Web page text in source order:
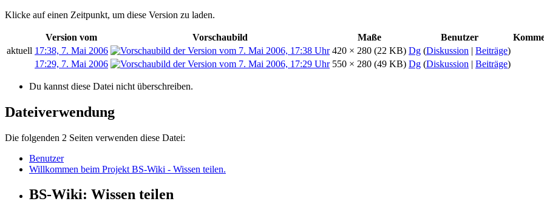
Klicke auf einen Zeitpunkt, um diese Version zu laden.
Version vom Vorschaubild Maße Benutzer
aktuell 17:38, 7. Mai 2006 420 × 280 (22 KB) Dg (Diskussion | Beiträge)
17:29, 7. Mai 2006
550 × 280 (49 KB) Dg (Diskussion | Beiträge)
Du kannst diese Datei nicht überschreiben.
Dateiverwendung
Die folgenden 2 Seiten verwenden diese Datei:
Benutzer
Willkommen beim Projekt BS-Wiki - Wissen teilen.
BS-Wiki: Wissen teilen